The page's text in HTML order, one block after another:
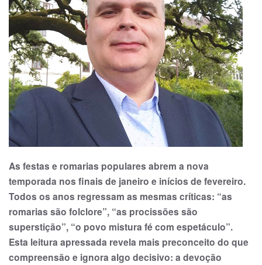
As festas e romarias populares abrem a nova
temporada nos finais de janeiro e inícios de fevereiro.
Todos os anos regressam as mesmas críticas: “as
romarias são folclore”, “as procissões são
superstição”, “o povo mis­tura fé com espetáculo”.
Esta leitura apressada revela mais preconceito do que
compreensão e ignora algo decisivo: a devoção